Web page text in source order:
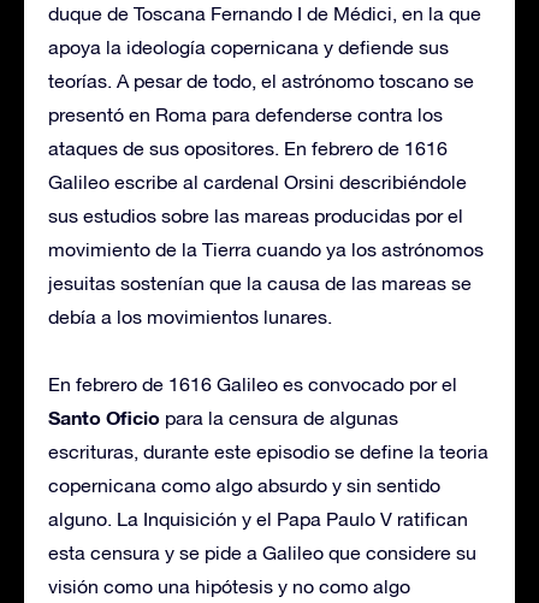
duque de Toscana Fernando I de Médici, en la que
apoya la ideología copernicana y defiende sus
teorías. A pesar de todo, el astrónomo toscano se
presentó en Roma para defenderse contra los
ataques de sus opositores. En febrero de 1616
Galileo escribe al cardenal Orsini describiéndole
sus estudios sobre las mareas producidas por el
movimiento de la Tierra cuando ya los astrónomos
jesuitas sostenían que la causa de las mareas se
debía a los movimientos lunares.
En febrero de 1616 Galileo es convocado por el
Santo Oficio para la censura de algunas
escrituras, durante este episodio se define la teoria
copernicana como algo absurdo y sin sentido
alguno. La Inquisición y el Papa Paulo V ratifican
esta censura y se pide a Galileo que considere su
visión como una hipótesis y no como algo